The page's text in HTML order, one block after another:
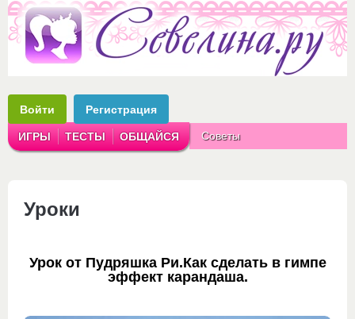
Войти Регистрация
ИГРЫ ТЕСТЫ ОБЩАЙСЯ Советы
Уроки
Урок от Пудряшка Ри.Как сделать в гимпе
эффект карандаша.